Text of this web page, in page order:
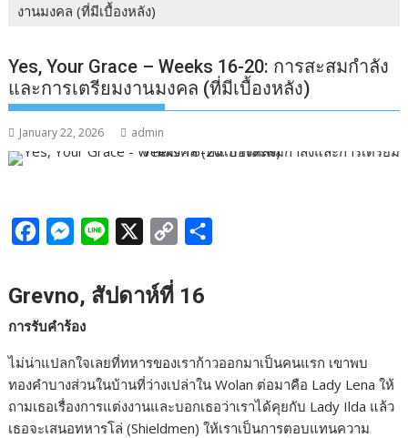
งานมงคล (ที่มีเบื้องหลัง)
Yes, Your Grace – Weeks 16-20: การสะสมกำลัง
และการเตรียมงานมงคล (ที่มีเบื้องหลัง)
January 22, 2026 admin
o
o
k
M
s
n
g
e
n
p
i
n
k
Grevno, สัปดาห์ที่ 16
การรับคำร้อง
ไม่น่าแปลกใจเลยที่ทหารของเราก้าวออกมาเป็นคนแรก เขาพบ
ทองคำบางส่วนในบ้านที่ว่างเปล่าใน Wolan ต่อมาคือ Lady Lena ให้
ถามเธอเรื่องการแต่งงานและบอกเธอว่าเราได้คุยกับ Lady Ilda แล้ว
เธอจะเสนอทหารโล่ (Shieldmen) ให้เราเป็นการตอบแทนความ